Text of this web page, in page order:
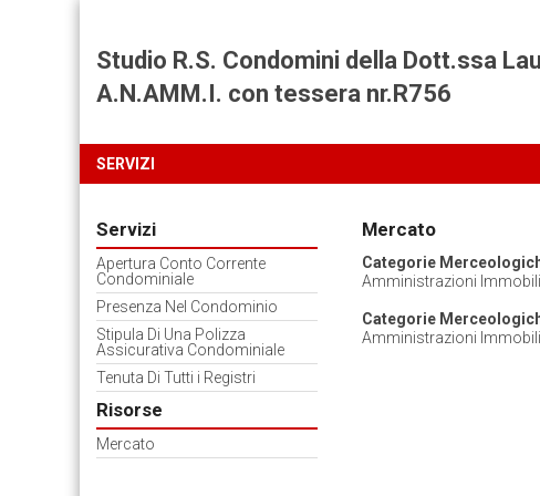
Studio R.S. Condomini della Dott.ssa
A.N.AMM.I. con tessera nr.R756
SERVIZI
Servizi
Apertura Conto Corrente
Condominiale
Presenza Nel Condominio
Stipula Di Una Polizza
Assicurativa Condominiale
Tenuta Di Tutti i Registri
Risorse
Mercato
Mercato
Categorie
Amministrazioni
Categorie
Amministrazioni